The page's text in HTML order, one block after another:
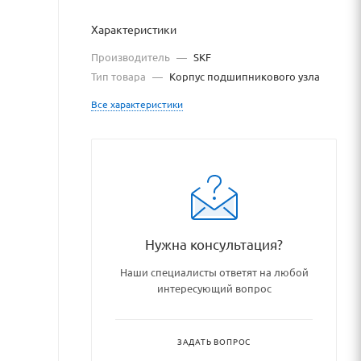
catalog/
Характеристики
Производитель — SKF
Тип товара — Корпус подшипникового узла
Все характеристики
Нужна консультация?
Наши специалисты ответят на любой
интересующий вопрос
ЗАДАТЬ ВОПРОС